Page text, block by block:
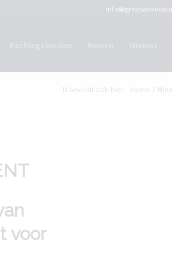
U bevindt zich hier: Home /
voor